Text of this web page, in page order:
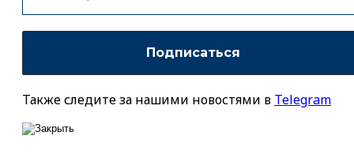
Также следите за нашими новостями в Telegram